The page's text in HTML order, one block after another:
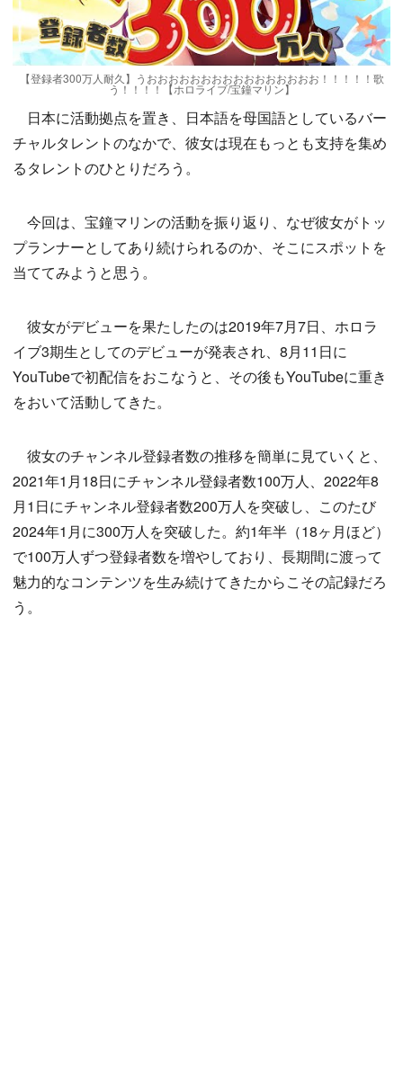
【登録者300万人耐久】うおおおおおおおおおおおおおおおお！！！！！歌
う！！！！【ホロライブ/宝鐘マリン】
日本に活動拠点を置き、日本語を母国語としているバー
チャルタレントのなかで、彼女は現在もっとも支持を集め
るタレントのひとりだろう。
今回は、宝鐘マリンの活動を振り返り、なぜ彼女がトッ
プランナーとしてあり続けられるのか、そこにスポットを
当ててみようと思う。
彼女がデビューを果たしたのは2019年7月7日、ホロラ
イブ3期生としてのデビューが発表され、8月11日に
YouTubeで初配信をおこなうと、その後もYouTubeに重き
をおいて活動してきた。
彼女のチャンネル登録者数の推移を簡単に見ていくと、
2021年1月18日にチャンネル登録者数100万人、2022年8
月1日にチャンネル登録者数200万人を突破し、このたび
2024年1月に300万人を突破した。約1年半（18ヶ月ほど）
で100万人ずつ登録者数を増やしており、長期間に渡って
魅力的なコンテンツを生み続けてきたからこその記録だろ
う。